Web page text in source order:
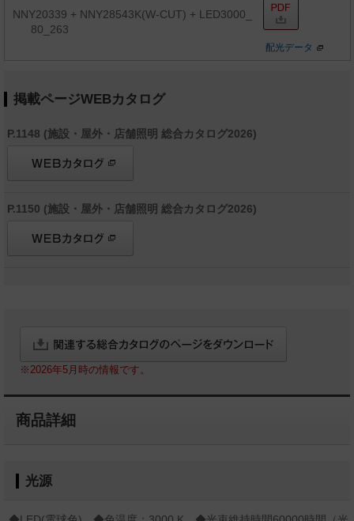
NNY20339 + NNY28543K(W-CUT) + LED3000_
80_263
配光データ
掲載ページWEBカタログ
P.1148 (施設・屋外・店舗照明 総合カタログ2026)
P.1150 (施設・屋外・店舗照明 総合カタログ2026)
※2026年5月時の情報です。
商品詳細
光源